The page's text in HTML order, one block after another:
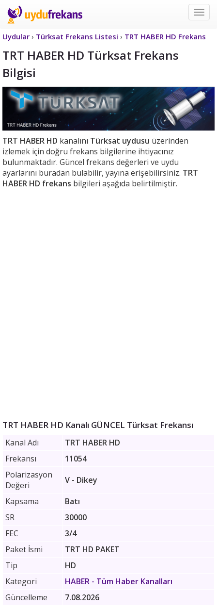
Uydu
Uydular › Türksat Frekans Listesi › TRT HABER HD Frekans
TRT HABER HD Türksat Frekans
Bilgisi
TRT HABER HD kanalını Türksat uydusu üzerinden
izlemek için doğru frekans bilgilerine ihtiyacınız
bulunmaktadır. Güncel frekans değerleri ve uydu
ayarlarını buradan bulabilir, yayına erişebilirsiniz. TRT
HABER HD frekans bilgileri aşağıda belirtilmiştir.
TRT HABER HD Kanalı GÜNCEL Türksat Frekansı
Kanal Adı
TRT HABER HD
Frekansı
11054
Polarizasyon
Değeri
V - Dikey
Kapsama
Batı
SR
30000
FEC
3/4
Paket İsmi
TRT HD PAKET
Tip
HD
Kategori
HABER - Tüm Haber Kanalları
Güncelleme
7.08.2026